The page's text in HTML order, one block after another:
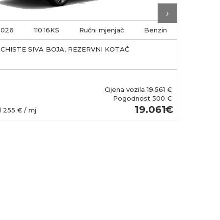
110.16KS Ručni mjenjač Benzin
SIVA BOJA, REZERVNI KOTAČ
Cijena vozila19.561 €
Pogodnost 500 €
255 € / mj 19.061
›